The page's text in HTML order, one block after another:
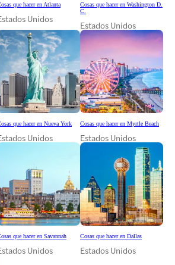
que hacer en Atlanta
Unidos
Cosas que hacer en Washington D.
C.
Estados Unidos
que hacer en Nueva York
Unidos
Cosas que hacer en Myrtle Beach
Estados Unidos
que hacer en Savannah
Unidos
Cosas que hacer en Dallas
Estados Unidos